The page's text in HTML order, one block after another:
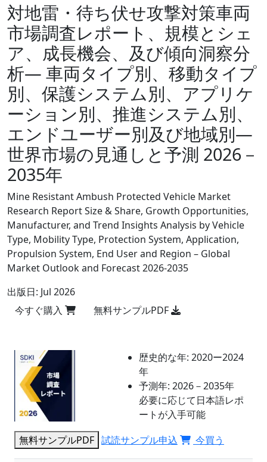
対地雷・待ち伏せ攻撃対策車両
市場調査レポート、規模とシェ
ア、成長機会、及び傾向洞察分
析― 車両タイプ別、移動タイプ
別、保護システム別、アプリケ
ーション別、推進システム別、
エンドユーザー別及び地域別―
世界市場の見通しと予測 2026－
2035年
Mine Resistant Ambush Protected Vehicle Market
Research Report Size & Share, Growth Opportunities,
Manufacturer, and Trend Insights Analysis by Vehicle
Type, Mobility Type, Protection System, Application,
Propulsion System, End User and Region – Global
Market Outlook and Forecast 2026-2035
出版日: Jul 2026
今すぐ購入
無料サンプルPDF
歴史的な年: 2020ー2024
年
予測年: 2026－2035年
必要に応じて日本語レポ
ートが入手可能
無料サンプルPDF 試読サンプル申込 今買う